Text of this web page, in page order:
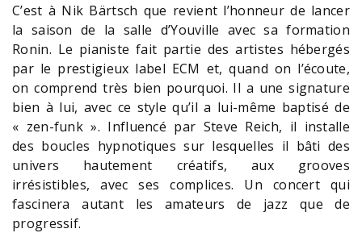
C’est à Nik Bärtsch que revient l’honneur de lancer
la saison de la salle d’Youville avec sa formation
Ronin. Le pianiste fait partie des artistes hébergés
par le prestigieux label ECM et, quand on l’écoute,
on comprend très bien pourquoi. Il a une signature
bien à lui, avec ce style qu’il a lui-même baptisé de
« zen-funk ». Influencé par Steve Reich, il installe
des boucles hypnotiques sur lesquelles il bâti des
univers hautement créatifs, aux grooves
irrésistibles, avec ses complices. Un concert qui
fascinera autant les amateurs de jazz que de
progressif.